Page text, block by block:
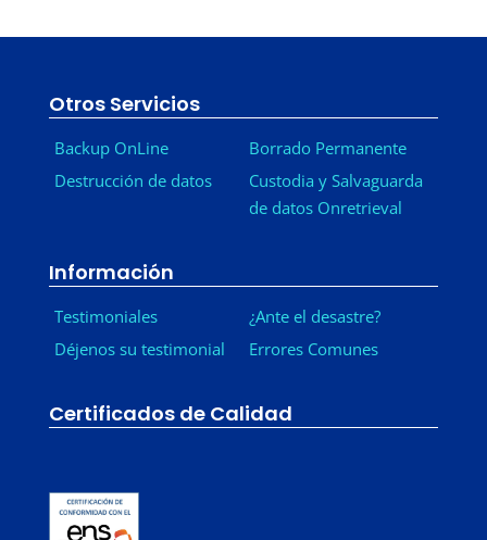
Otros Servicios
Backup OnLine
Destrucción de datos
Borrado Permanente
Custodia y Salvaguarda
de datos Onretrieval
Información
Testimoniales
Déjenos su testimonial
¿Ante el desastre?
Errores Comunes
Certificados de Calidad